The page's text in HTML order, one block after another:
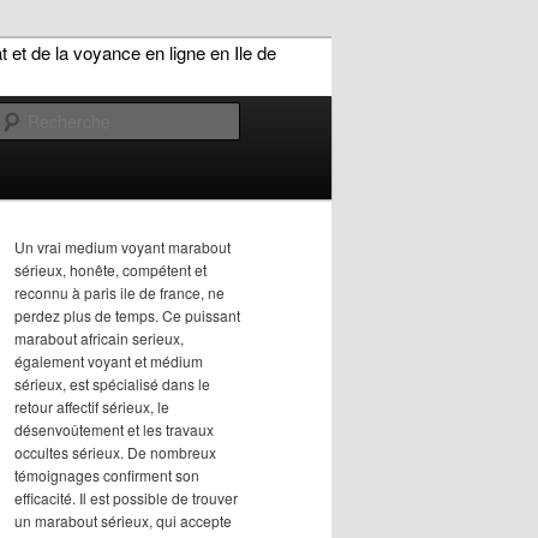
Un vrai medium voyant marabout
sérieux, honête, compétent et
reconnu à paris ile de france, ne
perdez plus de temps. Ce puissant
marabout africain serieux,
également voyant et médium
sérieux, est spécialisé dans le
retour affectif sérieux, le
désenvoûtement et les travaux
occultes sérieux. De nombreux
témoignages confirment son
efficacité. Il est possible de trouver
un marabout sérieux, qui accepte